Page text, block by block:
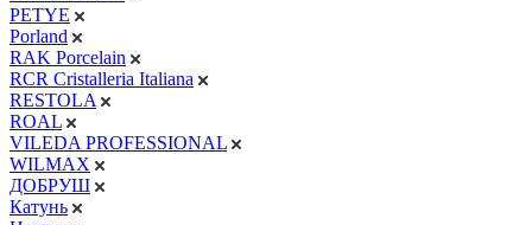
PETYE
Porland
RAK Porcelain
RCR Cristalleria Italiana
RESTOLA
ROAL
VILEDA PROFESSIONAL
WILMAX
ДОБРУШ
Катунь